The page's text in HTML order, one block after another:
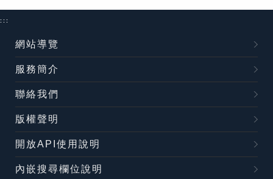
:::
網站導覽
服務簡介
聯絡我們
版權聲明
開放API使用說明
內嵌搜尋欄位說明